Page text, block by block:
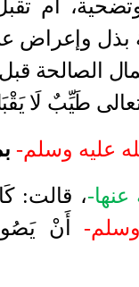
أم
وإعراض
الصالحة
طَيِّبٌ لَا
عليه وسلم-
، قالت:
أَنْ